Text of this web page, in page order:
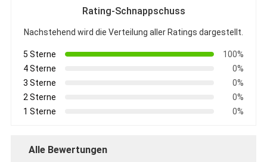
Rating-Schnappschuss
Nachstehend wird die Verteilung aller Ratings dargestellt.
5 Sterne
100%
4 Sterne
0%
3 Sterne
0%
2 Sterne
0%
1 Sterne
0%
Alle Bewertungen